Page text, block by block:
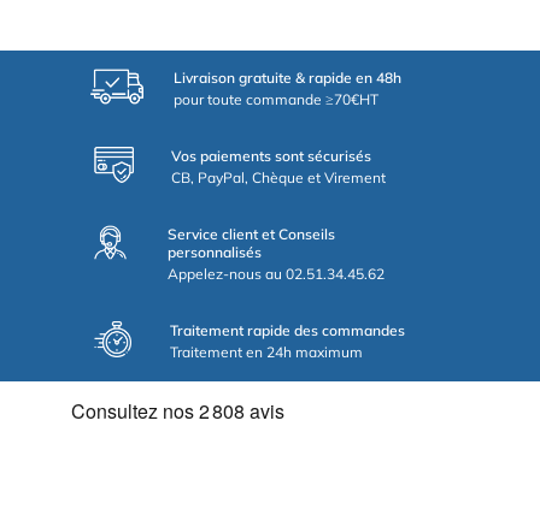
Livraison gratuite & rapide en 48h
pour toute commande ≥70€HT
Vos paiements sont sécurisés
CB, PayPal, Chèque et Virement
Service client et Conseils
personnalisés
Appelez-nous au 02.51.34.45.62
Traitement rapide des commandes
Traitement en 24h maximum